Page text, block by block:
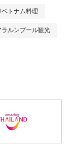
ベトナム料理
ラルンプール観光